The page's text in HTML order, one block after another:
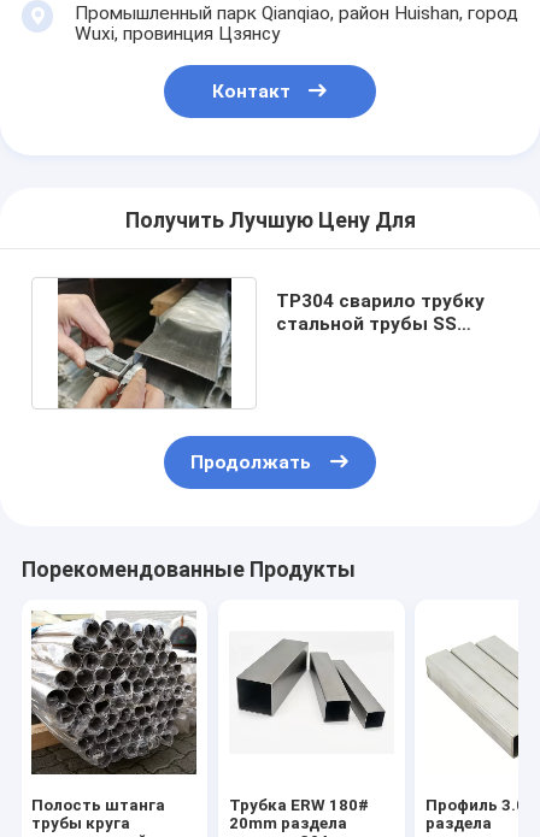
Промышленный парк Qianqiao, район Huishan, город
Wuxi, провинция Цзянсу
Контакт
Получить Лучшую Цену Для
TP304 сварило трубку
стальной трубы SS
Продолжать
Порекомендованные Продукты
Полость штанга
трубы круга
Трубка ERW 180#
20mm раздела
Профиль
раздела